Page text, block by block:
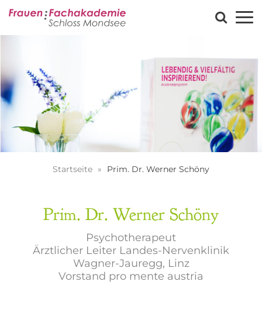
Startseite Prim. Dr. Werner Schöny
Prim. Dr. Werner Schöny
Psychotherapeut
Ärztlicher Leiter Landes-Nervenklinik
Wagner-Jauregg, Linz
Vorstand pro mente austria